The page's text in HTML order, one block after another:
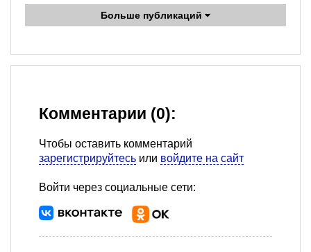
Больше публикаций
Комментарии (0):
Чтобы оставить комментарий
зарегистрируйтесь или войдите на сайт
Войти через социальные сети: